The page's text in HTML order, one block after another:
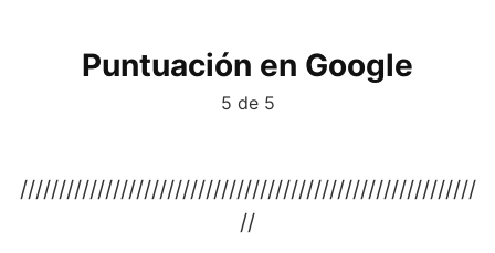
Puntuación en Google
5 de 5
///////////////////////////////////////////////////////////
//